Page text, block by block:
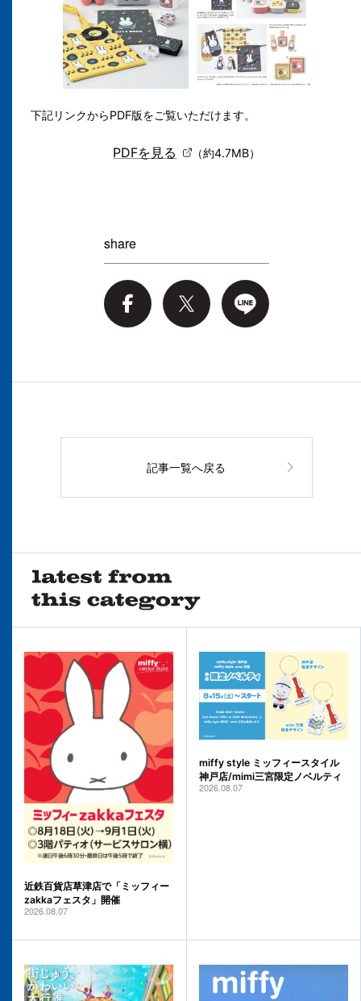
下記リンクからPDF版をご覧いただけます。
PDFを見る （約4.7MB）
share
記事一覧へ戻る
近鉄百貨店草津店で「ミッフィー
zakkaフェスタ」開催
2026.08.07
miffy style ミッフィースタイル
神戸店/mimi三宮限定ノベルティ
2026.08.07